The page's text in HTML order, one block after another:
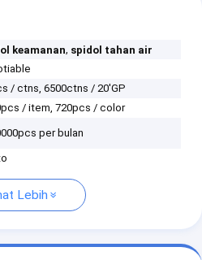
keamanan, spidol tahan air
/ ctns, 6500ctns / 20'GP
/ item, 720pcs / color
per bulan
Lebih